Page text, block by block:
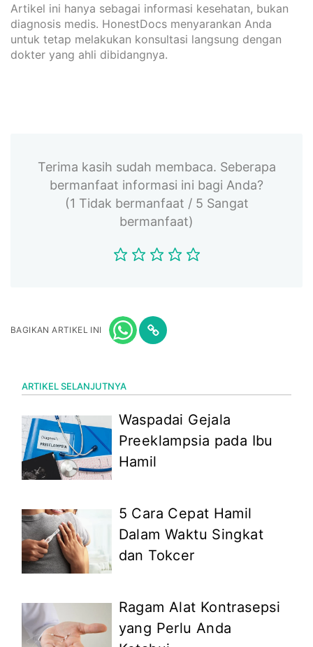
Artikel ini hanya sebagai informasi kesehatan, bukan
diagnosis medis. HonestDocs menyarankan Anda
untuk tetap melakukan konsultasi langsung dengan
dokter yang ahli dibidangnya.
Terima kasih sudah membaca. Seberapa
bermanfaat informasi ini bagi Anda?
(1 Tidak bermanfaat / 5 Sangat
bermanfaat)
BAGIKAN ARTIKEL INI
ARTIKEL SELANJUTNYA
Waspadai Gejala
Preeklampsia pada Ibu
Hamil
5 Cara Cepat Hamil
Dalam Waktu Singkat
dan Tokcer
Ragam Alat Kontrasepsi
yang Perlu Anda